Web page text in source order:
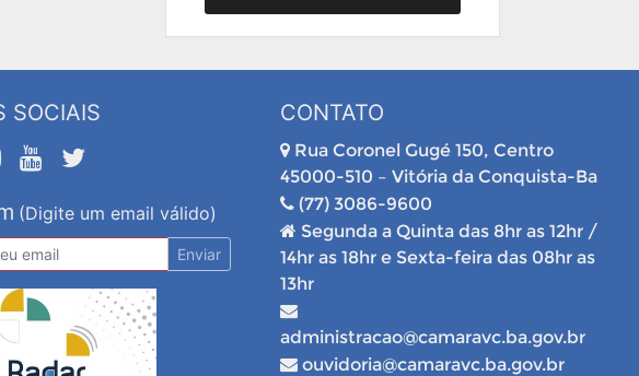
SOCIAIS
(Digite um email válido)
Enviar
CONTATO
Rua Coronel Gugé 150, Centro
45000-510 – Vitória da Conquista-Ba
(77) 3086-9600
Segunda a Quinta das 8hr as 12hr /
14hr as 18hr e Sexta-feira das 08hr as
13hr
administracao@camaravc.ba.gov.br
ouvidoria@camaravc.ba.gov.br